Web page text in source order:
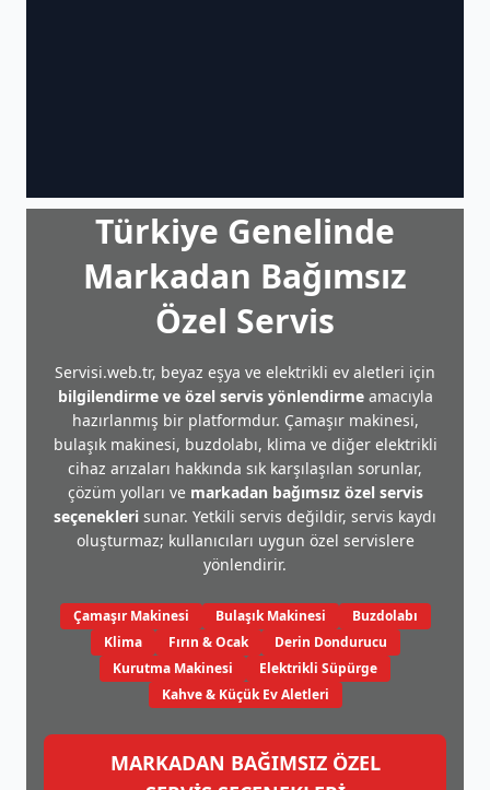
Türkiye Genelinde
Markadan Bağımsız
Özel Servis
Servisi.web.tr, beyaz eşya ve elektrikli ev aletleri için
bilgilendirme ve özel servis yönlendirmeamacıyla
hazırlanmış bir platformdur. Çamaşır makinesi,
bulaşık makinesi, buzdolabı, klima ve diğer elektrikli
cihaz arızaları hakkında sık karşılaşılan sorunlar,
çözüm yolları ve markadan bağımsız özel servis
seçenekleri sunar. Yetkili servis değildir, servis kaydı
oluşturmaz; kullanıcıları uygun özel servislere
yönlendirir.
Çamaşır Makinesi Bulaşık Makinesi
Buzdolabı
Klima
Fırın & Ocak
Derin Dondurucu
Kurutma Makinesi
Elektrikli Süpürge
Kahve & Küçük Ev Aletleri
MARKADAN BAĞIMSIZ ÖZEL